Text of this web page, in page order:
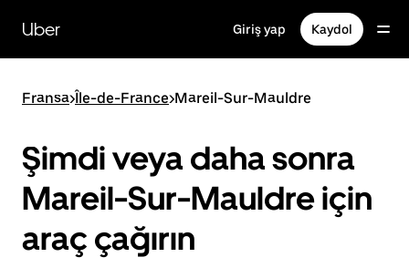
içeriğe
gidinUber Giriş yap Kaydol
Fransa>Île-de-France>Mareil-Sur-Mauldre
Şimdi veya daha sonra
Mareil-Sur-Mauldre için
araç çağırın